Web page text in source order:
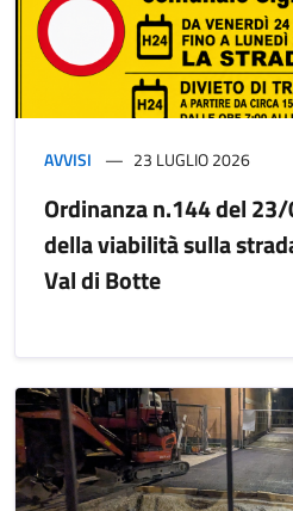
AVVISI 23 LUGLIO 2026
Ordinanza n.144 del
della viabilità sulla
Val di Botte